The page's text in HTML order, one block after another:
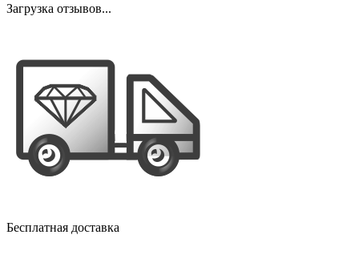
Загрузка отзывов...
Бесплатная доставка